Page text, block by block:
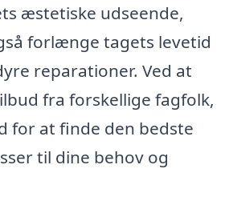
æstetiske udseende,
forlænge tagets levetid
reparationer. Ved at
fra forskellige fagfolk,
for at finde den bedste
til dine behov og